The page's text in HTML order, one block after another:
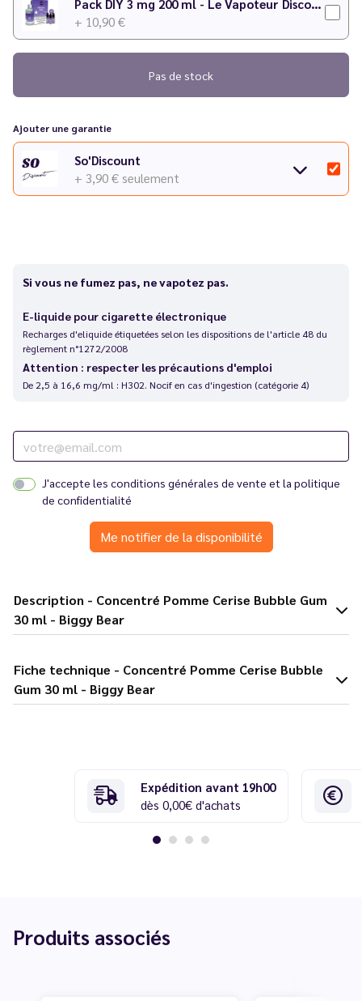
Pack DIY 3 mg 200 ml - Le Vapoteur Discount
+ 10,90 €
Pas de stock
Ajouter une garantie
So'Discount
+ 3,90 € seulement
Si vous ne fumez pas, ne vapotez pas.
E-liquide pour cigarette électronique
Recharges d'eliquide étiquetées selon les dispositions de l'article 48 du
règlement n°1272/2008
Attention : respecter les précautions d'emploi
De 2,5 à 16,6 mg/ml : H302. Nocif en cas d'ingestion (catégorie 4)
J'accepte les conditions générales de vente et la politique
de confidentialité
Me notifier de la disponibilité
Description - Concentré Pomme Cerise Bubble Gum
30 ml - Biggy Bear
Fiche technique - Concentré Pomme Cerise Bubble
Gum 30 ml - Biggy Bear
Expédition avant 19h00
dès 0,00€ d'achats
Produits associés